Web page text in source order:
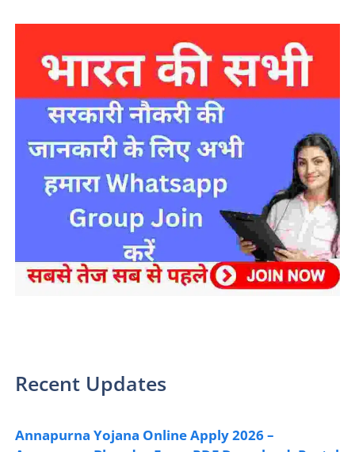
Recent Updates
Annapurna Yojana Online Apply 2026 –